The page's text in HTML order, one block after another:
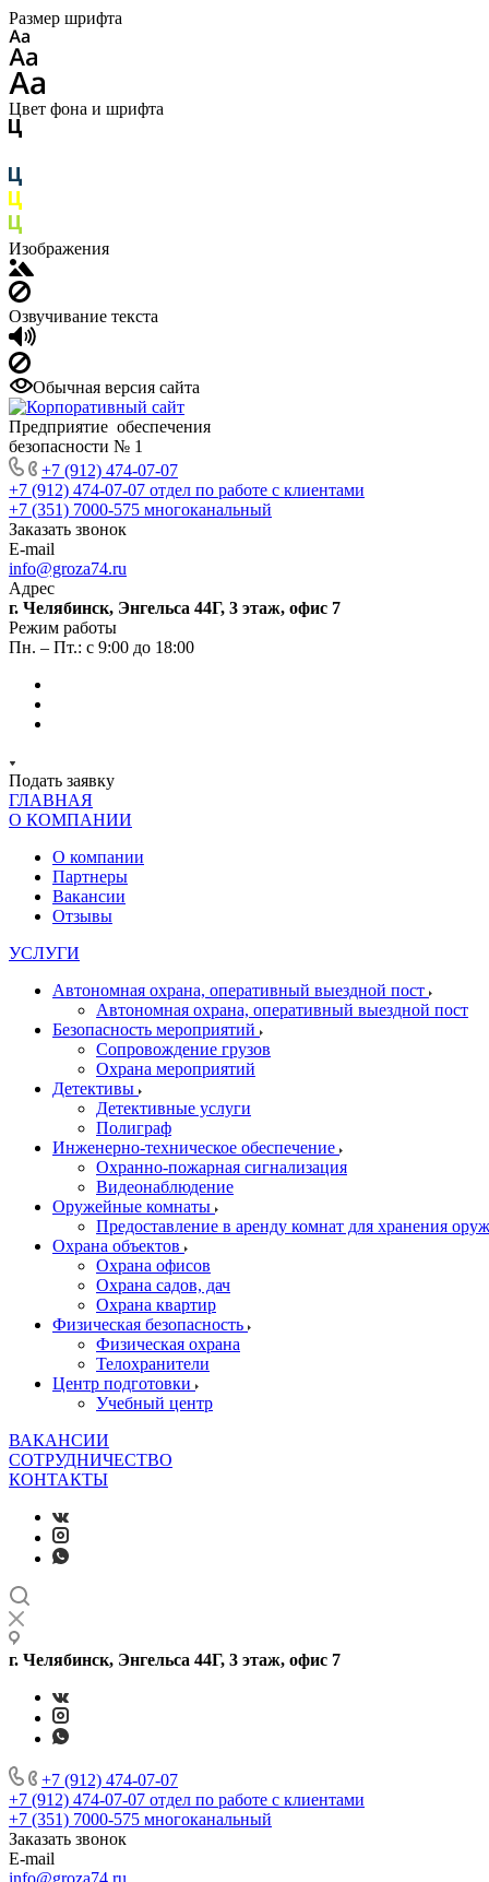
Размер шрифта
Цвет фона и шрифта
Изображения
Озвучивание текста
Обычная версия сайта
Предприятие обеспечения
безопасности № 1
+7 (912) 474-07-07
+7 (912) 474-07-07 отдел по работе с клиентами
+7 (351) 7000-575 многоканальный
Заказать звонок
E-mail
info@groza74.ru
Адрес
г. Челябинск, Энгельса 44Г, 3 этаж, офис 7
Режим работы
Пн. – Пт.: с 9:00 до 18:00
Подать заявку
ГЛАВНАЯ
О КОМПАНИИ
О компании
Партнеры
Вакансии
Отзывы
УСЛУГИ
Автономная охрана, оперативный выездной пост
Автономная охрана, оперативный выездной пост
Безопасность мероприятий
Сопровождение грузов
Охрана мероприятий
Детективы
Детективные услуги
Полиграф
Инженерно-техническое обеспечение
Охранно-пожарная сигнализация
Видеонаблюдение
Оружейные комнаты
Предоставление в аренду комнат для хранения
Охрана объектов
Охрана офисов
Охрана садов, дач
Охрана квартир
Физическая безопасность
Физическая охрана
Телохранители
Центр подготовки
Учебный центр
ВАКАНСИИ
СОТРУДНИЧЕСТВО
КОНТАКТЫ
г. Челябинск, Энгельса 44Г, 3 этаж, офис 7
+7 (912) 474-07-07
+7 (912) 474-07-07 отдел по работе с клиентами
+7 (351) 7000-575 многоканальный
Заказать звонок
E-mail
info@groza74.ru